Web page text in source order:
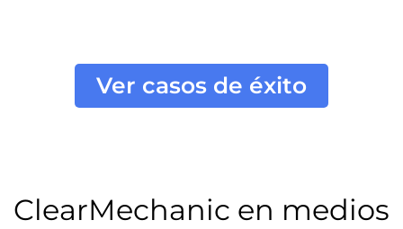
Ver casos de éxito
ClearMechanic en medios